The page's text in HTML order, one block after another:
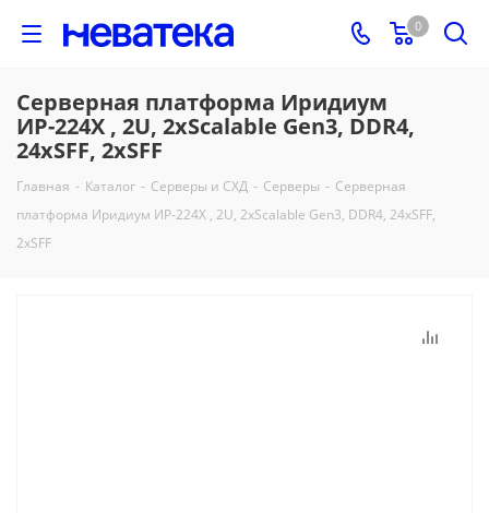
0
Серверная платформа Иридиум
ИР-224Х , 2U, 2xScalable Gen3, DDR4,
24хSFF, 2xSFF
Главная - Каталог - Серверы и СХД - Серверы - Серверная
платформа Иридиум ИР-224Х , 2U, 2xScalable Gen3, DDR4, 24хSFF,
2xSFF